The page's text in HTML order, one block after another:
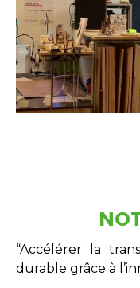
“Accélérer la
durable grâce à